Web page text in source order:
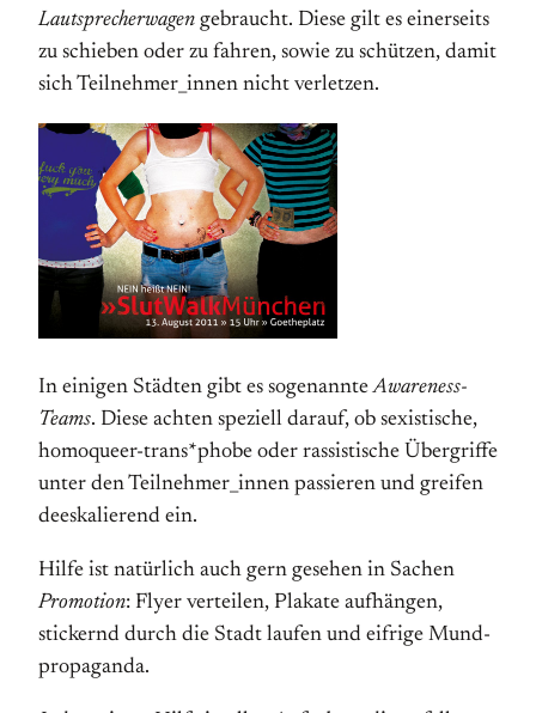
Lautsprecherwagen gebraucht. Diese gilt es einerseits
zu schieben oder zu fahren, sowie zu schützen, damit
sich Teil­nehmer­_innen nicht verletzen.
In einigen Städten gibt es sogenannteAwareness-
Teams. Diese achten spe­ziell darauf, ob sexistische,
homo­queer-trans*phobe oder rassis­tische Übergriffe
unter den Teil­nehmer­_innen passieren und greifen
de­es­ka­lierend ein.
Hilfe ist natürlich auch gern gesehen in Sachen
Promotion: Flyer verteilen, Plakate aufhängen,
stickernd durch die Stadt laufen und eifrige Mund­
pro­pa­gan­da.